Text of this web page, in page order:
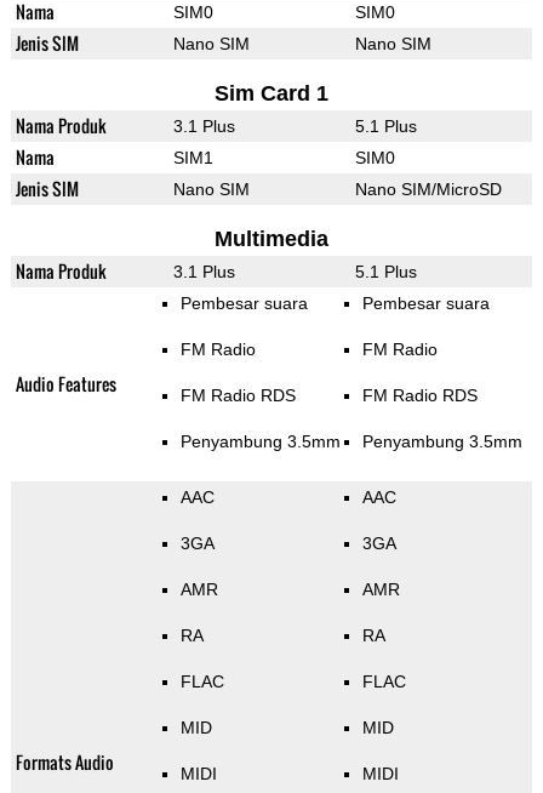
Nama SIM0 SIM0
Jenis SIM Nano SIM Nano SIM
Sim Card 1
Nama Produk 3.1 Plus 5.1 Plus
Nama SIM1 SIM0
Jenis SIM Nano SIM Nano SIM/MicroSD
Multimedia
Nama Produk 3.1 Plus 5.1 Plus
Audio Features
Pembesar suara
FM Radio
FM Radio RDS
Penyambung 3.5mm
Pembesar suara
FM Radio
FM Radio RDS
Penyambung 3.5mm
Formats Audio
AAC
3GA
AMR
RA
FLAC
MID
MIDI
AAC
3GA
AMR
RA
FLAC
MID
MIDI